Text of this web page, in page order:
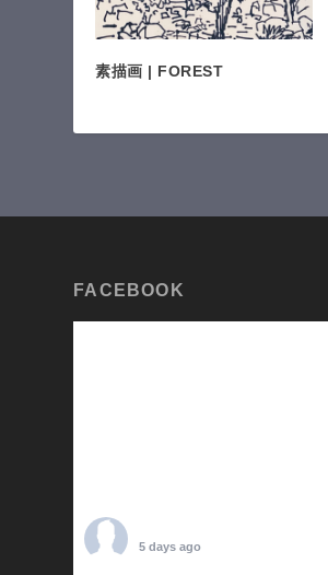
素描画 | FOREST
FACEBOOK
5 days ago